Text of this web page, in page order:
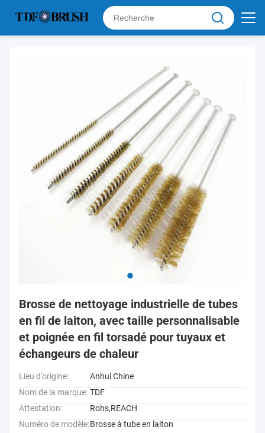
Brosse de nettoyage industrielle de tubes
en fil de laiton, avec taille personnalisable
et poignée en fil torsadé pour tuyaux et
échangeurs de chaleur
Lieu d'origine:
Anhui Chine
Nom de la marque: TDF
Attestation:
Rohs,REACH
Numéro de modèle:Brosse à tube en laiton